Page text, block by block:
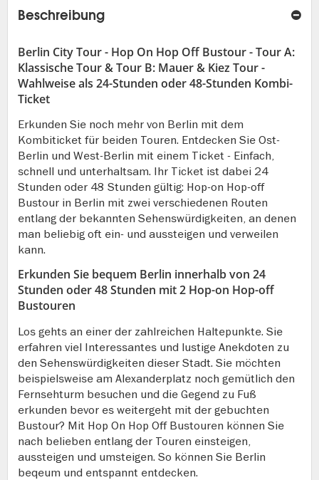
Beschreibung
Berlin City Tour - Hop On Hop Off Bustour - Tour A:
Klassische Tour & Tour B: Mauer & Kiez Tour -
Wahlweise als 24-Stunden oder 48-Stunden Kombi-
Ticket
Erkunden Sie noch mehr von Berlin mit dem
Kombiticket für beiden Touren. Entdecken Sie Ost-
Berlin und West-Berlin mit einem Ticket - Einfach,
schnell und unterhaltsam. Ihr Ticket ist dabei 24
Stunden oder 48 Stunden gültig: Hop-on Hop-off
Bustour in Berlin mit zwei verschiedenen Routen
entlang der bekannten Sehenswürdigkeiten, an denen
man beliebig oft ein- und aussteigen und verweilen
kann.
Erkunden Sie bequem Berlin innerhalb von 24
Stunden oder 48 Stunden mit 2 Hop-on Hop-off
Bustouren
Los gehts an einer der zahlreichen Haltepunkte. Sie
erfahren viel Interessantes und lustige Anekdoten zu
den Sehenswürdigkeiten dieser Stadt. Sie möchten
beispielsweise am Alexanderplatz noch gemütlich den
Fernsehturm besuchen und die Gegend zu Fuß
erkunden bevor es weitergeht mit der gebuchten
Bustour? Mit Hop On Hop Off Bustouren können Sie
nach belieben entlang der Touren einsteigen,
aussteigen und umsteigen. So können Sie Berlin
beqeum und entspannt entdecken.